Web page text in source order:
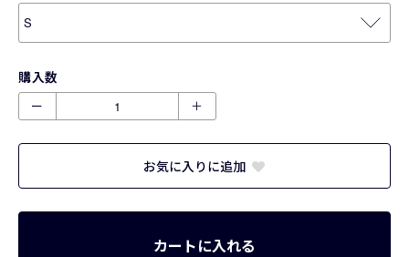
購入数
ー ＋
お気に入りに追加
カートに入れる